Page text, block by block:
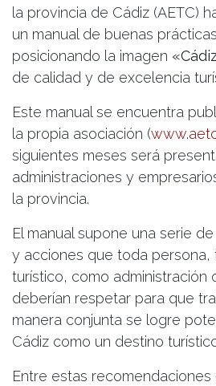
la provincia de Cádiz (AETC)
un manual de buenas
posicionando la imagen
de calidad y de excelencia
Este manual se encuentra
la propia asociación (
siguientes meses será
administraciones y
la provincia.
El manual supone una serie
y acciones que toda persona,
turístico, como administración
deberían respetar para que
manera conjunta se logre
Cádiz como un destino
Entre estas recomendaciones